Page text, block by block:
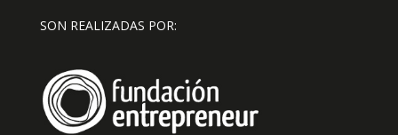
SON REALIZADAS POR: